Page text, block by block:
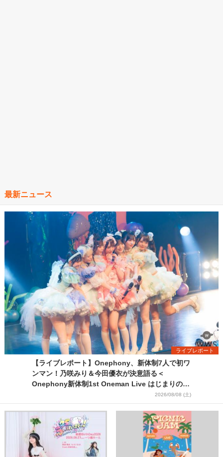
最新ニュース
ライブレポート
【ライブレポート】Onephony、新体制7人で初ワ
ンマン！乃咲みり＆今田優衣が決意語る＜
Onephony新体制1st Oneman Live はじまりの夏
2026/08/08 (土)